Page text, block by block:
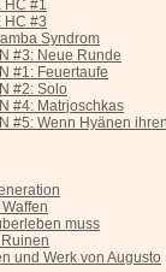
HC #1
HC #3
Syndrom
#3: Neue Runde
#1: Feuertaufe
#2: Solo
#4: Matrjoschkas
#5: Wenn Hyänen ihren
muss
und Werk von Augusto